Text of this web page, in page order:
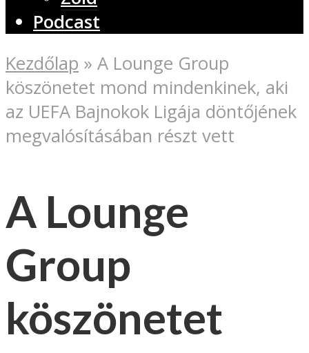
Podcast
Kezdőlap » A Lounge Group
köszönetet mond mindenkinek, aki
az UEFA Bajnokok Ligája döntőjének
megvalósításában részt vett
A Lounge
Group
köszönetet